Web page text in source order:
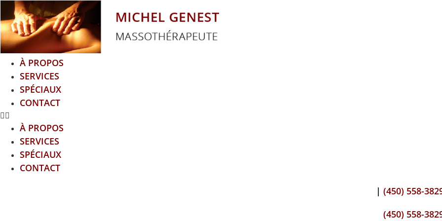
Aller
au
contenu
À PROPOS
SERVICES
SPÉCIAUX
CONTACT
À PROPOS
SERVICES
SPÉCIAUX
CONTACT
|(450) 558-
(450) 558-